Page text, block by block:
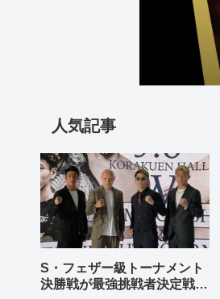
人気記事
S・フェザー級トーナメント
決勝戦が最強挑戦者決定戦兼